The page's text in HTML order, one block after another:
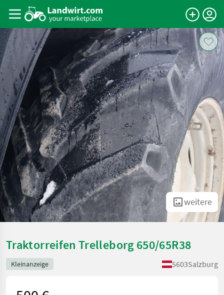
weitere
Traktorreifen Trelleborg 650/65R38
Kleinanzeige 5603Salzburg